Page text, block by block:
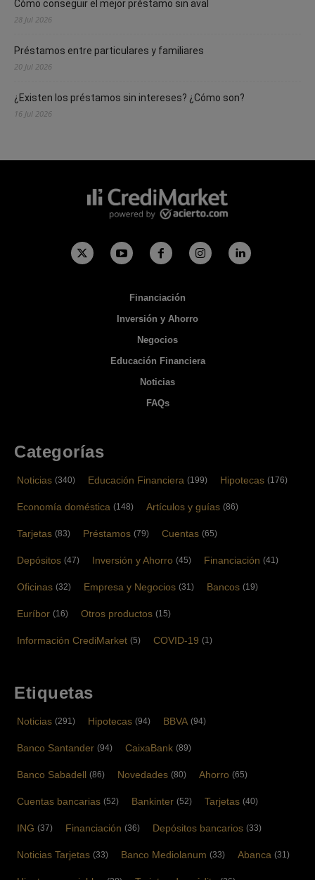
Cómo conseguir el mejor préstamo sin aval
28 Jul 2026
Préstamos entre particulares y familiares
20 Jul 2026
¿Existen los préstamos sin intereses? ¿Cómo son?
16 Jul 2026
Financiación
Inversión y Ahorro
Negocios
Educación Financiera
Noticias
FAQs
Categorías
Noticias (340) Educación Financiera (199) Hipotecas (176)
Economía doméstica (148) Artículos y guías (86)
Tarjetas (83) Préstamos (79) Cuentas (65)
Depósitos (47) Inversión y Ahorro (45) Financiación (41)
Oficinas (32) Empresa y Negocios (31) Bancos (19)
Euríbor (16) Otros productos (15)
Información CrediMarket (5) COVID-19 (1)
Etiquetas
Noticias (291) Hipotecas (94) BBVA (94)
Banco Santander (94) CaixaBank (89)
Banco Sabadell (86) Novedades (80) Ahorro (65)
Cuentas bancarias (52) Bankinter (52) Tarjetas (40)
ING (37) Financiación (36) Depósitos bancarios (33)
Noticias Tarjetas (33) Banco Mediolanum (33) Abanca (31)